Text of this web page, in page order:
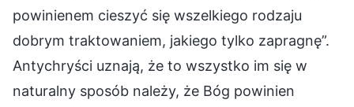
powinienem cieszyć się wszelkiego rodzaju
dobrym traktowaniem, jakiego tylko zapragnę”.
Antychryści uznają, że to wszystko im się w
naturalny sposób należy, że Bóg powinien